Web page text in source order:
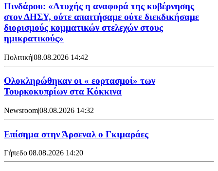
Πινδάρου: «Ατυχής η αναφορά της κυβέρνησης
στον ΔΗΣΥ, ούτε απαιτήσαμε ούτε διεκδικήσαμε
διορισμούς κομματικών στελεχών στους
ημικρατικούς»
Πολιτική|08.08.2026 14:42
Ολοκληρώθηκαν οι « εορτασμοί» των
Τουρκοκυπρίων στα Κόκκινα
Newsroom|08.08.2026 14:32
Επίσημα στην Άρσεναλ ο Γκιμαράες
Γήπεδο|08.08.2026 14:20